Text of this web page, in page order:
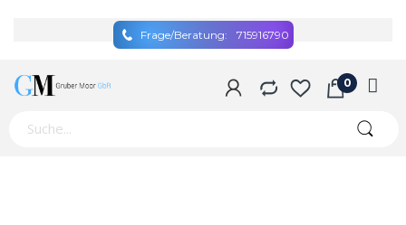
Frage/Beratung: 715916790